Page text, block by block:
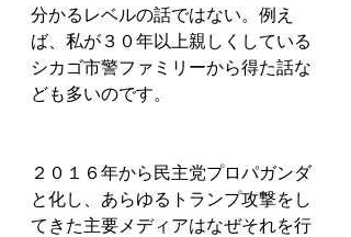
分かるレベルの話ではない。例え
ば、私が３０年以上親しくしている
シカゴ市警ファミリーから得た話な
ども多いのです。
２０１６年から民主党プロパガンダ
と化し、あらゆるトランプ攻撃をし
てきた主要メディアはなぜそれを行